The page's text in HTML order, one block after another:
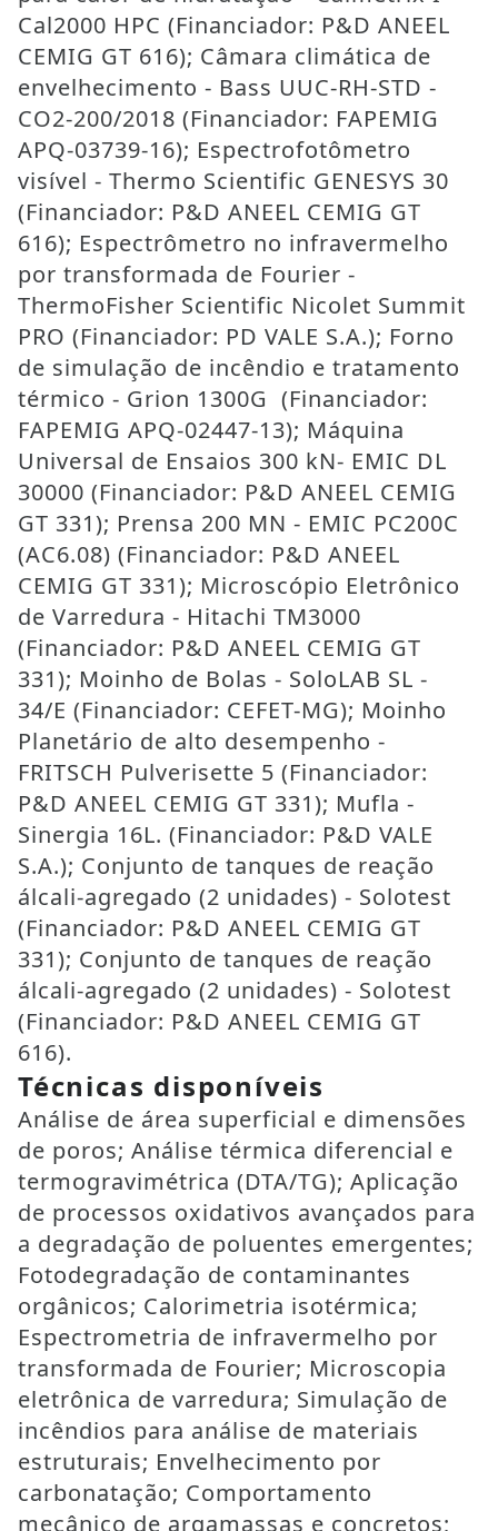
Cal2000 HPC (Financiador: P&D ANEEL
CEMIG GT 616); Câmara climática de
envelhecimento - Bass UUC-RH-STD -
CO2-200/2018 (Financiador: FAPEMIG
APQ-03739-16); Espectrofotômetro
visível - Thermo Scientific GENESYS 30
(Financiador: P&D ANEEL CEMIG GT
616); Espectrômetro no infravermelho
por transformada de Fourier -
ThermoFisher Scientific Nicolet Summit
PRO (Financiador: PD VALE S.A.); Forno
de simulação de incêndio e tratamento
térmico - Grion 1300G (Financiador:
FAPEMIG APQ-02447-13); Máquina
Universal de Ensaios 300 kN- EMIC DL
30000 (Financiador: P&D ANEEL CEMIG
GT 331); Prensa 200 MN - EMIC PC200C
(AC6.08) (Financiador: P&D ANEEL
CEMIG GT 331); Microscópio Eletrônico
de Varredura - Hitachi TM3000
(Financiador: P&D ANEEL CEMIG GT
331); Moinho de Bolas - SoloLAB SL -
34/E (Financiador: CEFET-MG); Moinho
Planetário de alto desempenho -
FRITSCH Pulverisette 5 (Financiador:
P&D ANEEL CEMIG GT 331); Mufla -
Sinergia 16L. (Financiador: P&D VALE
S.A.); Conjunto de tanques de reação
álcali-agregado (2 unidades) - Solotest
(Financiador: P&D ANEEL CEMIG GT
331); Conjunto de tanques de reação
álcali-agregado (2 unidades) - Solotest
(Financiador: P&D ANEEL CEMIG GT
616).
Técnicas disponíveis
Análise de área superficial e dimensões
de poros; Análise térmica diferencial e
termogravimétrica (DTA/TG); Aplicação
de processos oxidativos avançados para
a degradação de poluentes emergentes;
Fotodegradação de contaminantes
orgânicos; Calorimetria isotérmica;
Espectrometria de infravermelho por
transformada de Fourier; Microscopia
eletrônica de varredura; Simulação de
incêndios para análise de materiais
estruturais; Envelhecimento por
carbonatação; Comportamento
mecânico de argamassas e concretos;